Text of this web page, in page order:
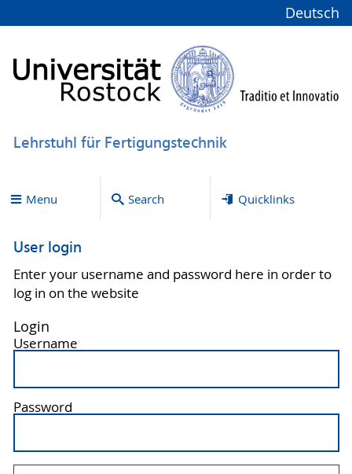
Deutsch
Lehrstuhl für Fertigungstechnik
Menu Search Quicklinks
User login
Enter your username and password here in order to
log in on the website
Login
Username
Password